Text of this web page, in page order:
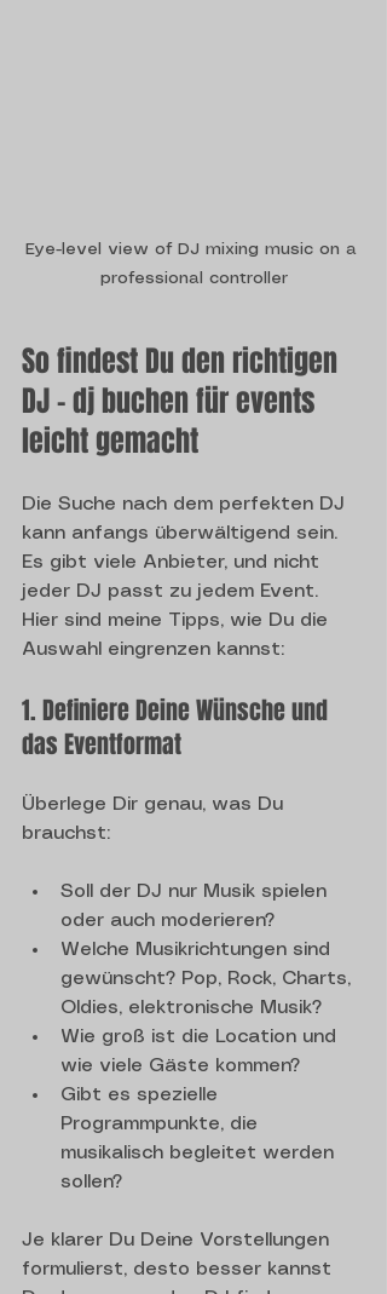
Eye-level view of DJ mixing music on a
professional controller
So findest Du den richtigen
DJ – dj buchen für events
leicht gemacht
Die Suche nach dem perfekten DJ
kann anfangs überwältigend sein.
Es gibt viele Anbieter, und nicht
jeder DJ passt zu jedem Event.
Hier sind meine Tipps, wie Du die
Auswahl eingrenzen kannst:
1. Definiere Deine Wünsche und
das Eventformat
Überlege Dir genau, was Du
brauchst:
Soll der DJ nur Musik spielen
oder auch moderieren?
Welche Musikrichtungen sind
gewünscht? Pop, Rock, Charts,
Oldies, elektronische Musik?
Wie groß ist die Location und
wie viele Gäste kommen?
Gibt es spezielle
Programmpunkte, die
musikalisch begleitet werden
sollen?
Je klarer Du Deine Vorstellungen
formulierst, desto besser kannst